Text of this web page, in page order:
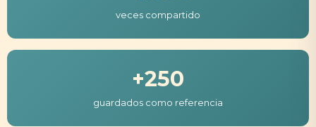
veces compartido
+250
guardados como referencia